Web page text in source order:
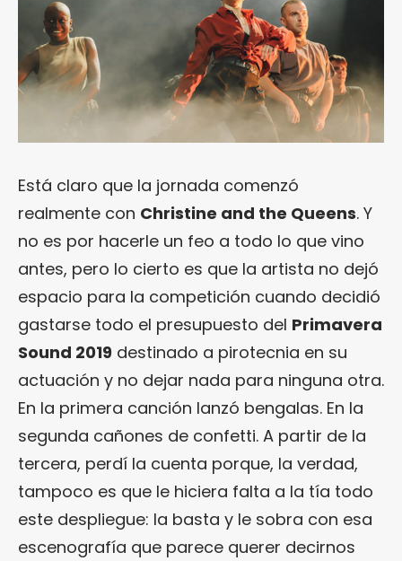
Está claro que la jornada comenzó
realmente con Christine and the Queens. Y
no es por hacerle un feo a todo lo que vino
antes, pero lo cierto es que la artista no dejó
espacio para la competición cuando decidió
gastarse todo el presupuesto del Primavera
Sound 2019 destinado a pirotecnia en su
actuación y no dejar nada para ninguna otra.
En la primera canción lanzó bengalas. En la
segunda cañones de confetti. A partir de la
tercera, perdí la cuenta porque, la verdad,
tampoco es que le hiciera falta a la tía todo
este despliegue: la basta y le sobra con esa
escenografía que parece querer decirnos